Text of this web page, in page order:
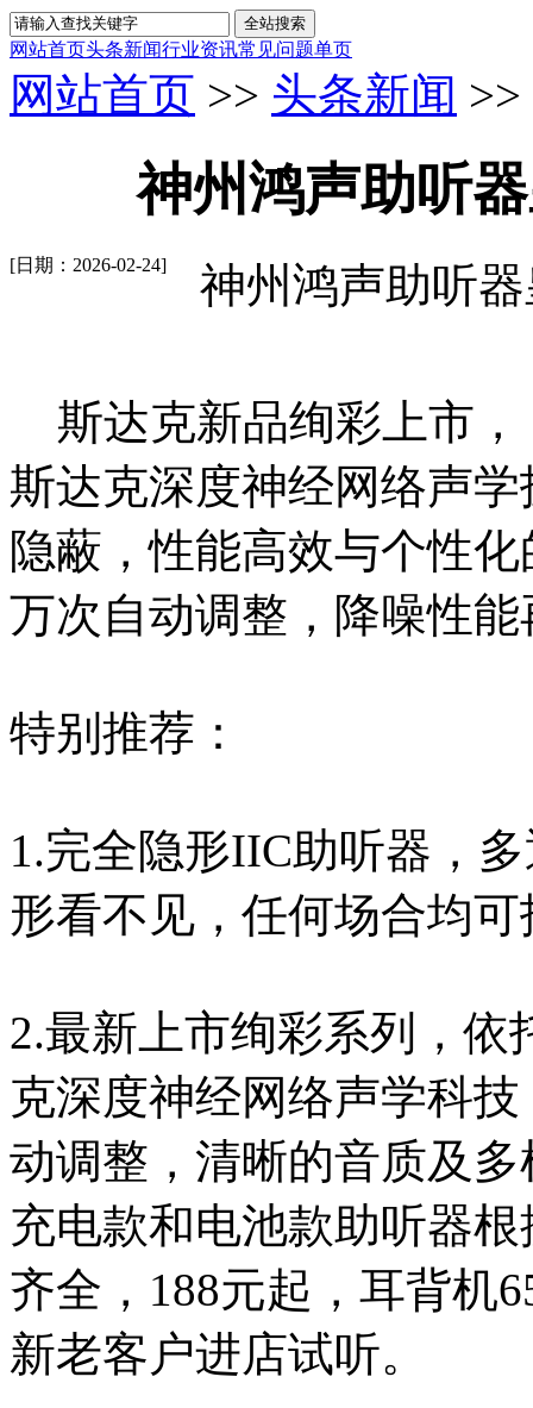
网站首页头条新闻行业资讯常见问题单页
网站首页 >> 头条新闻
神州鸿声助听
[日期：2026-02-24] 神州鸿声助听器
斯达克新品绚彩上市，
斯达克深度神经网络声
隐蔽，性能高效与个性
万次自动调整，降噪性
特别推荐：
1.完全隐形IIC助听器，
形看不见，任何场合均
2.最新上市绚彩系列，依
克深度神经网络声学科
动调整，清晰的音质及
充电款和电池款助听器
齐全，188元起，耳背机
新老客户进店试听。